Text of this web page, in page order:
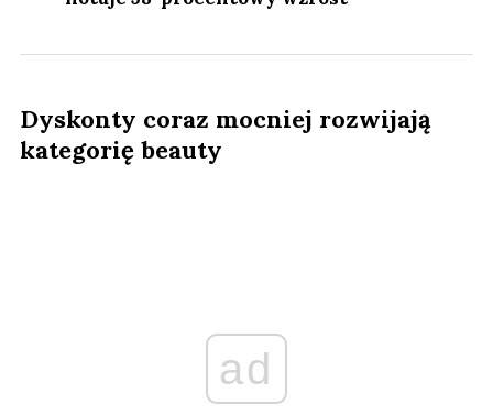
Dyskonty coraz mocniej rozwijają
kategorię beauty
ad